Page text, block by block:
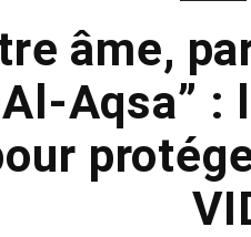
âme,
Aqsa”